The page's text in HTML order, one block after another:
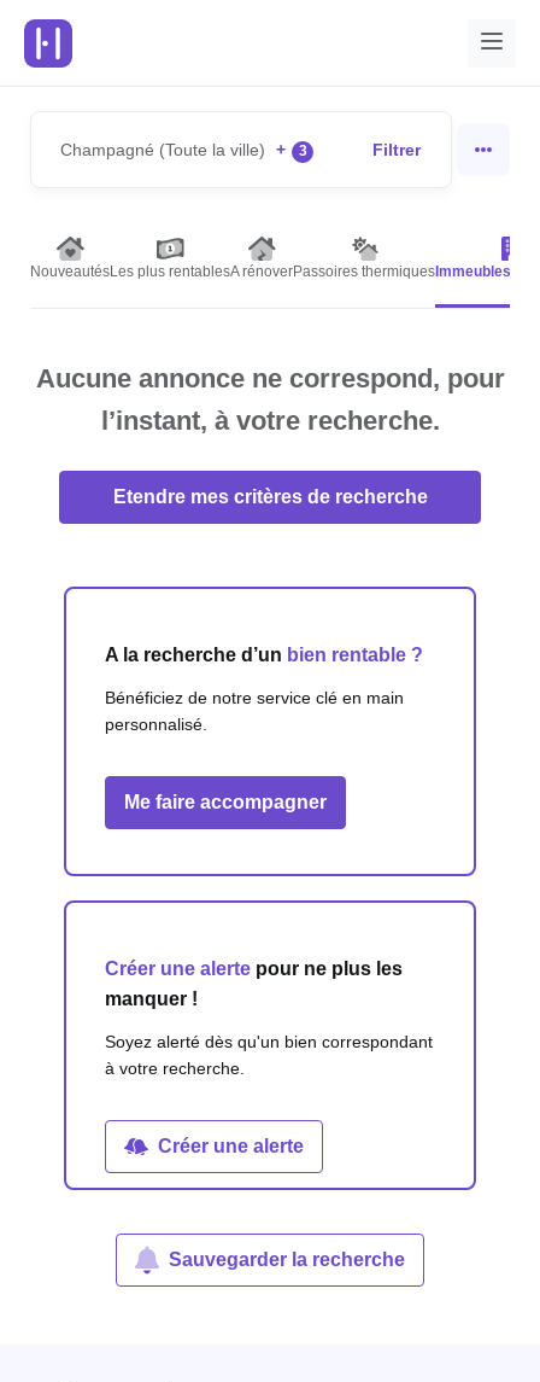
Champagné (Toute la ville) + 3 Filtrer
NouveautésLes plus rentablesA rénoverPassoires thermiques Immeubles de
Aucune annonce ne correspond, pour
l’instant, à votre recherche.
Etendre mes critères de recherche
A la recherche d’un bien rentable ?
Bénéficiez de notre service clé en main
personnalisé.
Me faire accompagner
Créer une alerte pour ne plus les
manquer !
Soyez alerté dès qu'un bien correspondant
à votre recherche.
Créer une alerte
Sauvegarder la recherche